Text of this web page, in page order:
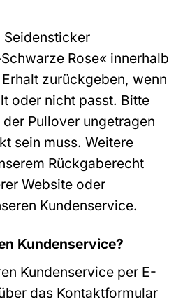
Seidensticker
Rose« innerhalb
zurückgeben, wenn
oder nicht passt. Bitte
Pullover ungetragen
sein muss. Weitere
Rückgaberecht
Website oder
Kundenservice.
Kundenservice?
Kundenservice per E-
das Kontaktformular